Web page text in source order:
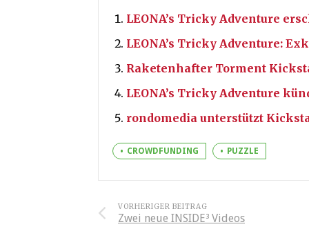
LEONA’s Tricky Adventure
LEONA’s Tricky Adventure:
Raketenhafter Torment
LEONA’s Tricky Adventure
rondomedia unterstützt
CROWDFUNDING PUZZLE
VORHERIGER BEITRAG
Zwei neue INSIDE³ Videos